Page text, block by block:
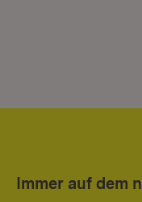
Immer auf dem